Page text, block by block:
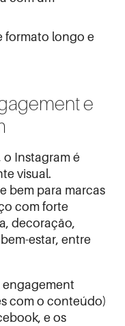
formato longo e
e
Instagram é
visual.
bem para marcas
com forte
decoração,
estar, entre
engagement
com o conteúdo)
e os